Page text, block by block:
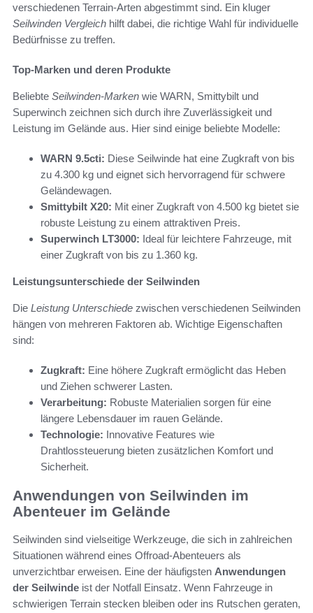
verschiedenen Terrain-Arten abgestimmt sind. Ein kluger
Seilwinden Vergleich hilft dabei, die richtige Wahl für individuelle
Bedürfnisse zu treffen.
Top-Marken und deren Produkte
Beliebte Seilwinden-Marken wie WARN, Smittybilt und
Superwinch zeichnen sich durch ihre Zuverlässigkeit und
Leistung im Gelände aus. Hier sind einige beliebte Modelle:
WARN 9.5cti: Diese Seilwinde hat eine Zugkraft von bis
zu 4.300 kg und eignet sich hervorragend für schwere
Geländewagen.
Smittybilt X20: Mit einer Zugkraft von 4.500 kg bietet sie
robuste Leistung zu einem attraktiven Preis.
Superwinch LT3000: Ideal für leichtere Fahrzeuge, mit
einer Zugkraft von bis zu 1.360 kg.
Leistungsunterschiede der Seilwinden
Die Leistung Unterschiede zwischen verschiedenen Seilwinden
hängen von mehreren Faktoren ab. Wichtige Eigenschaften
sind:
Zugkraft: Eine höhere Zugkraft ermöglicht das Heben
und Ziehen schwerer Lasten.
Verarbeitung: Robuste Materialien sorgen für eine
längere Lebensdauer im rauen Gelände.
Technologie: Innovative Features wie
Drahtlossteuerung bieten zusätzlichen Komfort und
Sicherheit.
Anwendungen von Seilwinden im
Abenteuer im Gelände
Seilwinden sind vielseitige Werkzeuge, die sich in zahlreichen
Situationen während eines Offroad-Abenteuers als
unverzichtbar erweisen. Eine der häufigsten Anwendungen
der Seilwinde ist der Notfall Einsatz. Wenn Fahrzeuge in
schwierigen Terrain stecken bleiben oder ins Rutschen geraten,